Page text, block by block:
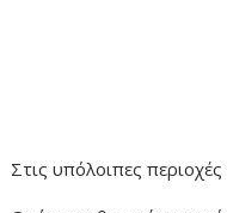
Στις υπόλοιπες περιοχές